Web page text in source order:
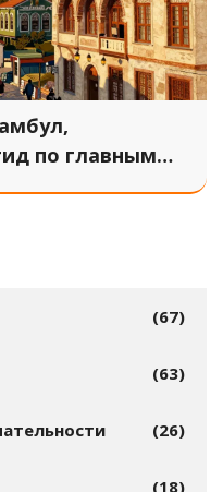
по главным
(67)
(63)
(26)
(18)